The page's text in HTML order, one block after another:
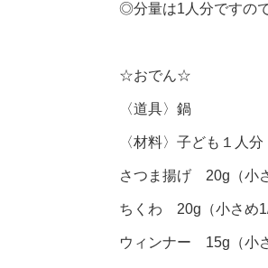
◎分量は1人分ですの
☆おでん☆
〈道具〉鍋
〈材料〉子ども１人分
さつま揚げ 20g（小
ちくわ 20g（小さめ1/
ウィンナー 15g（小